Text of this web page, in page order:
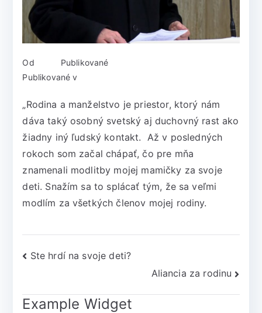
Od Publikované
Publikované v
„Rodina a manželstvo je priestor, ktorý nám
dáva taký osobný svetský aj duchovný rast ako
žiadny iný ľudský kontakt. Až v posledných
rokoch som začal chápať, čo pre mňa
znamenali modlitby mojej mamičky za svoje
deti. Snažím sa to splácať tým, že sa veľmi
modlím za všetkých členov mojej rodiny.
Ste hrdí na svoje deti?
Aliancia za rodinu
Example Widget